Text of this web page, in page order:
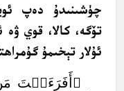
چۈشىنىدۇ دەپ
تۆگە، كالا، قوي
ئۇلار تېخىمۇ
﴿أَفَرَءَيۡتَ مَنِ